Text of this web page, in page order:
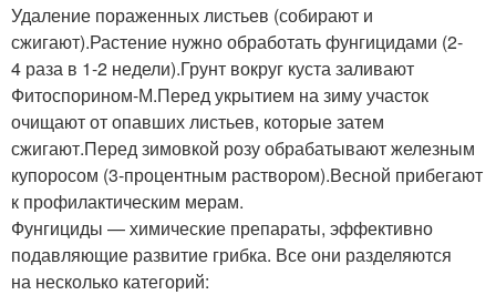
Удаление пораженных листьев (собирают и
сжигают).Растение нужно обработать фунгицидами (2-
4 раза в 1-2 недели).Грунт вокруг куста заливают
Фитоспорином-М.Перед укрытием на зиму участок
очищают от опавших листьев, которые затем
сжигают.Перед зимовкой розу обрабатывают железным
купоросом (3-процентным раствором).Весной прибегают
к профилактическим мерам.
Фунгициды — химические препараты, эффективно
подавляющие развитие грибка. Все они разделяются
на несколько категорий: